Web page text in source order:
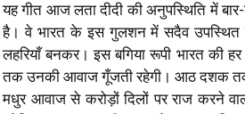
यह गीत आज लता दीदी की अनुपस्थिति में बार-
है। वे भारत के इस गुलशन में सदैव उपस्थित
लहरियाँ बनकर। इस बगिया रूपी भारत की
तक उनकी आवाज गूँजती रहेगी। आठ दशक
मधुर आवाज से करोड़ों दिलों पर राज करने